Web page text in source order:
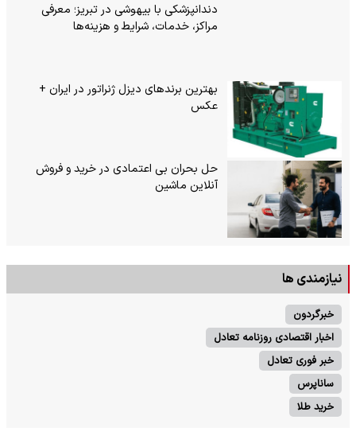
دندانپزشکی با بیهوشی در تبریز؛ معرفی
مراکز، خدمات، شرایط و هزینه‌ها
بهترین برندهای دیزل ژنراتور در ایران +
عکس
حل بحران بی‌ اعتمادی در خرید و فروش
آنلاین ماشین
نیازمندی ها
خبرگردون
اخبار اقتصادی روزنامه تعادل
خبر فوری تعادل
ساناپرس
خرید طلا